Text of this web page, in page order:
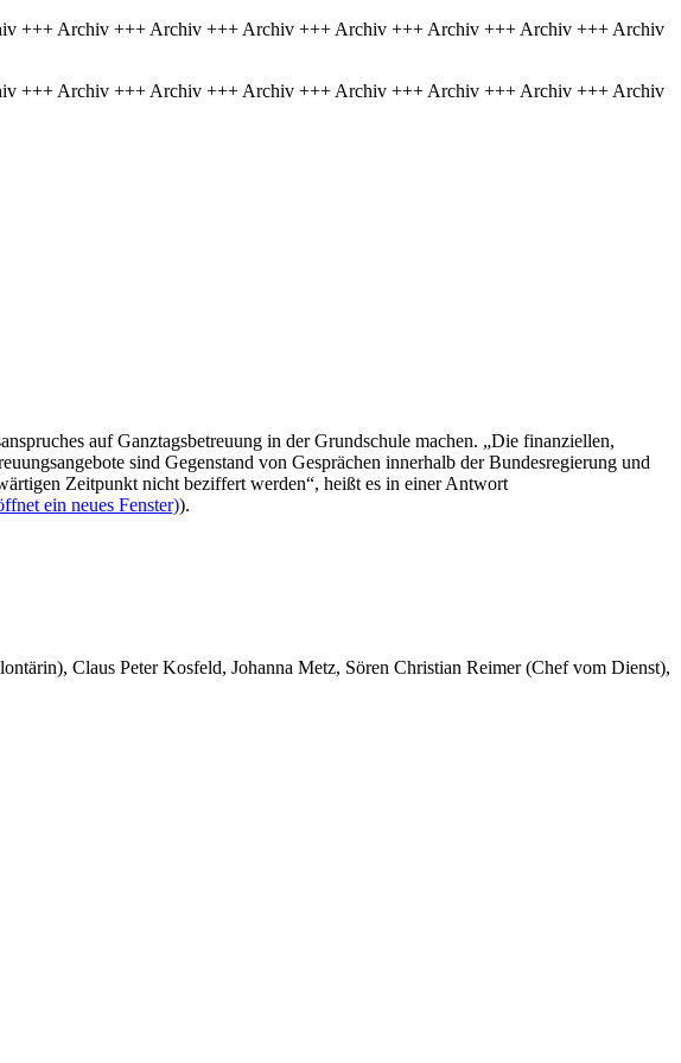
+++ Archiv +++ Archiv +++ Archiv +++ Archiv +++ Archiv +++ Archiv +++ Archiv
+++ Archiv +++ Archiv +++ Archiv +++ Archiv +++ Archiv +++ Archiv +++ Archiv
auf Ganztagsbetreuung in der Grundschule machen. „Die finanziellen,
sind Gegenstand von Gesprächen innerhalb der Bundesregierung und
Zeitpunkt nicht beziffert werden“, heißt es in einer Antwort
ein neues Fenster)).
Claus Peter Kosfeld, Johanna Metz, Sören Christian Reimer (Chef vom Dienst),